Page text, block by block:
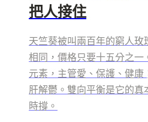
把人接住
天竺葵被叫兩百年的窮人
相同，價格只要十五分之一
元素，主管愛、保護、健
肝解鬱。雙向平衡是它的
時撐。